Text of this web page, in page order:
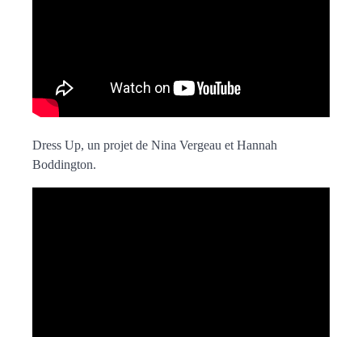
Dress Up, un projet de Nina Vergeau et Hannah
Boddington.